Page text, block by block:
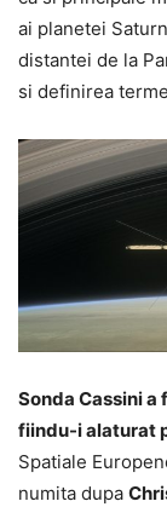
ai planetei
distantei de la
si definirea
Sonda Cassini a
fiindu-i alaturat
Spatiale
numita dupa